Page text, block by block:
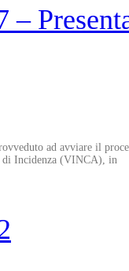
–
ad avviare il
di Incidenza (VINCA), in